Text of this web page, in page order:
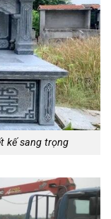
kế sang trọng